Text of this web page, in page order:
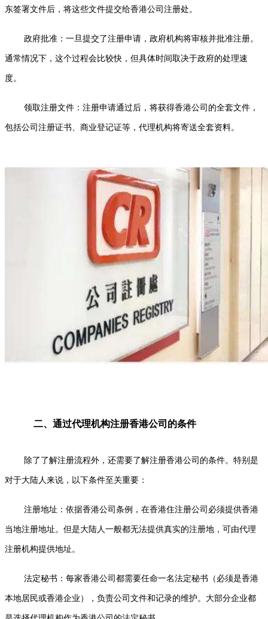
东签署文件后，将这些文件提交给香港公司注册处。
政府批准：一旦提交了注册申请，政府机构将审核并批准注册。
通常情况下，这个过程会比较快，但具体时间取决于政府的处理速
度。
领取注册文件：注册申请通过后，将获得香港公司的全套文件，
包括公司注册证书、商业登记证等，代理机构将寄送全套资料。
二、通过代理机构注册香港公司的条件
除了了解注册流程外，还需要了解注册香港公司的条件。特别是
对于大陆人来说，以下条件至关重要：
注册地址：依据香港公司条例，在香港住注册公司必须提供香港
当地注册地址。但是大陆人一般都无法提供真实的注册地，可由代理
注册机构提供地址。
法定秘书：每家香港公司都需要任命一名法定秘书（必须是香港
本地居民或香港企业），负责公司文件和记录的维护。大部分企业都